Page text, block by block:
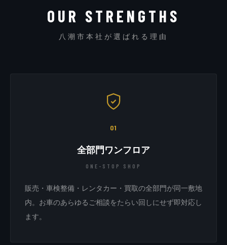
OUR STRENGTHS
八潮市本社が選ばれる理由
01
全部門ワンフロア
ONE-STOP SHOP
販売・車検整備・レンタカー・買取の全部門が同一敷地
内。お車のあらゆるご相談をたらい回しにせず即対応し
ます。